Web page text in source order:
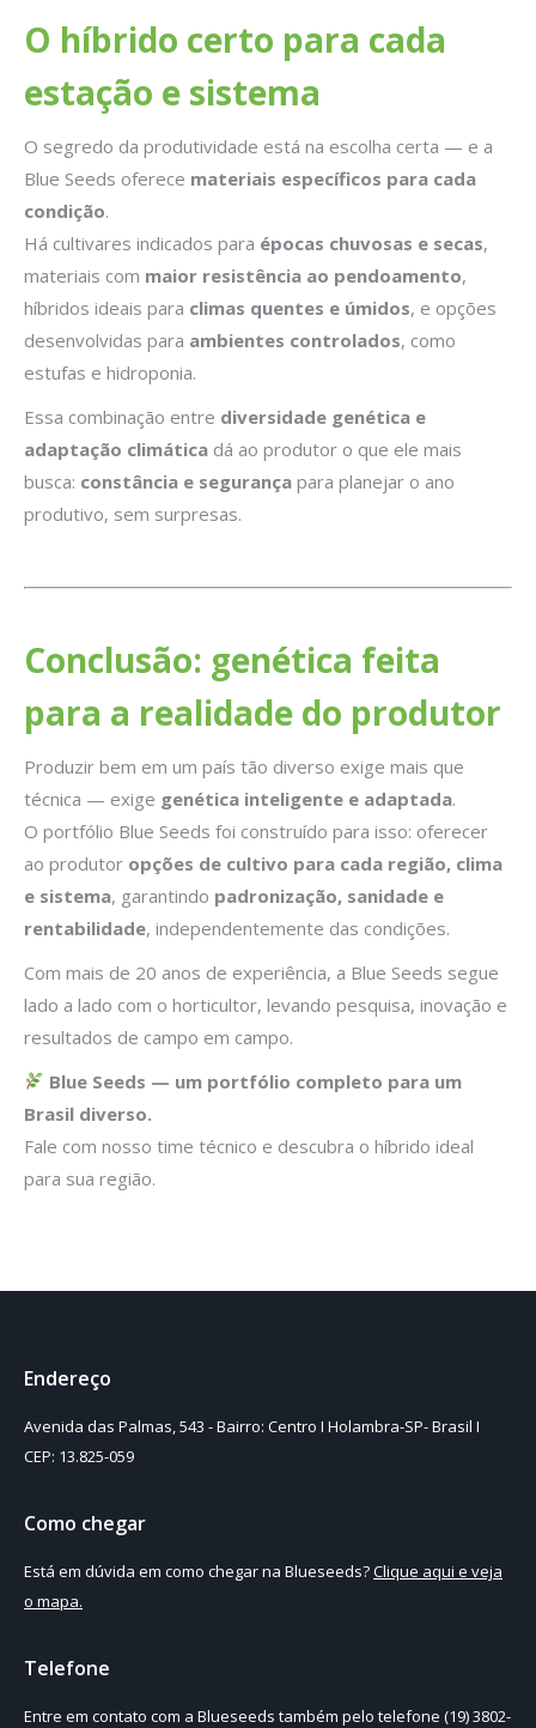
O híbrido certo para cada
estação e sistema
O segredo da produtividade está na escolha certa — e a
Blue Seeds oferece materiais específicos para cada
condição.
Há cultivares indicados para épocas chuvosas e secas,
materiais com maior resistência ao pendoamento,
híbridos ideais para climas quentes e úmidos, e opções
desenvolvidas para ambientes controlados, como
estufas e hidroponia.
Essa combinação entre diversidade genética e
adaptação climática dá ao produtor o que ele mais
busca: constância e segurança para planejar o ano
produtivo, sem surpresas.
Conclusão: genética feita
para a realidade do produtor
Produzir bem em um país tão diverso exige mais que
técnica — exige genética inteligente e adaptada.
O portfólio Blue Seeds foi construído para isso: oferecer
ao produtor opções de cultivo para cada região, clima
e sistema, garantindo padronização, sanidade e
rentabilidade, independentemente das condições.
Com mais de 20 anos de experiência, a Blue Seeds segue
lado a lado com o horticultor, levando pesquisa, inovação e
resultados de campo em campo.
Blue Seeds — um portfólio completo para um
Brasil diverso.
Fale com nosso time técnico e descubra o híbrido ideal
para sua região.
Endereço
Avenida das Palmas, 543 - Bairro: Centro I Holambra-SP- Brasil I
CEP: 13.825-059
Como chegar
Está em dúvida em como chegar na Blueseeds?Clique aqui e veja
o mapa.
Telefone
Entre em contato com a Blueseeds também pelo telefone (19) 3802-